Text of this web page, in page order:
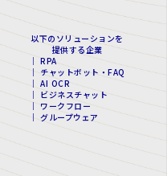
以下のソリューションを
提供する企業
｜ RPA
｜ チャットボット・FAQ
｜ AI OCR
｜ ビジネスチャット
｜ ワークフロー
｜ グループウェア